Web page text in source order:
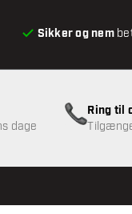
Sikker og nem
tilgængelig
dage
Ring til